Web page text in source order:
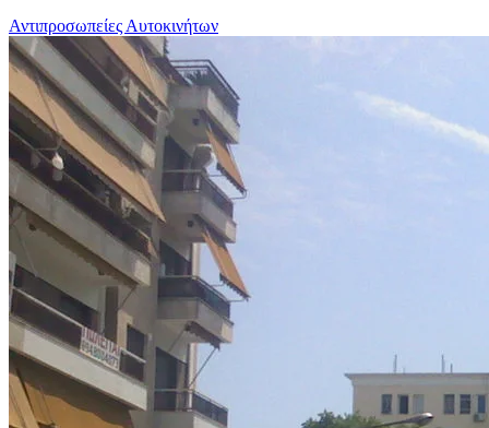
Αντιπροσωπείες Αυτοκινήτων